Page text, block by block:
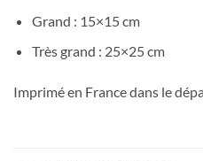
Grand : 15×15 cm
Très grand : 25×25 cm
Imprimé en France dans le